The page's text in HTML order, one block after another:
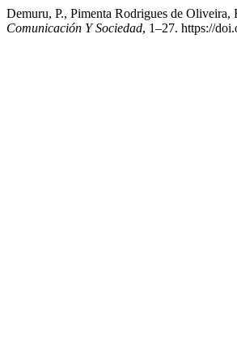
Demuru, P., Pimenta Rodrigues de
Comunicación Y Sociedad, 1–27. https://